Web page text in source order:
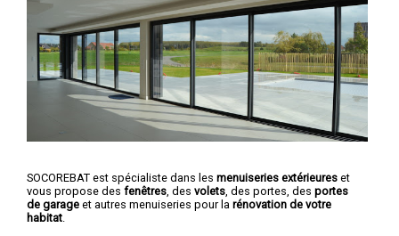
SOCOREBAT est spécialiste dans les menuiseries extérieures et
vous propose des fenêtres , des volets , des portes, des portes
de garage et autres menuiseries pour la rénovation de votre
habitat